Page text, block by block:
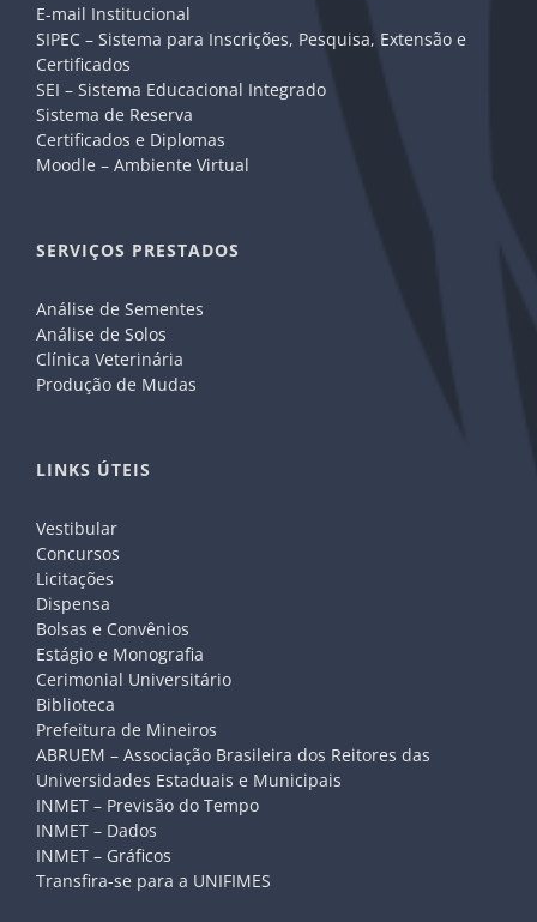
E-mail Institucional
SIPEC – Sistema para Inscrições, Pesquisa, Extensão e
Certificados
SEI – Sistema Educacional Integrado
Sistema de Reserva
Certificados e Diplomas
Moodle – Ambiente Virtual
SERVIÇOS PRESTADOS
Análise de Sementes
Análise de Solos
Clínica Veterinária
Produção de Mudas
LINKS ÚTEIS
Vestibular
Concursos
Licitações
Dispensa
Bolsas e Convênios
Estágio e Monografia
Cerimonial Universitário
Biblioteca
Prefeitura de Mineiros
ABRUEM – Associação Brasileira dos Reitores das
Universidades Estaduais e Municipais
INMET – Previsão do Tempo
INMET – Dados
INMET – Gráficos
Transfira-se para a UNIFIMES